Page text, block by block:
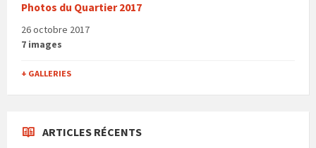
Photos du Quartier 2017
26 octobre 2017
7 images
+ GALLERIES
ARTICLES RÉCENTS